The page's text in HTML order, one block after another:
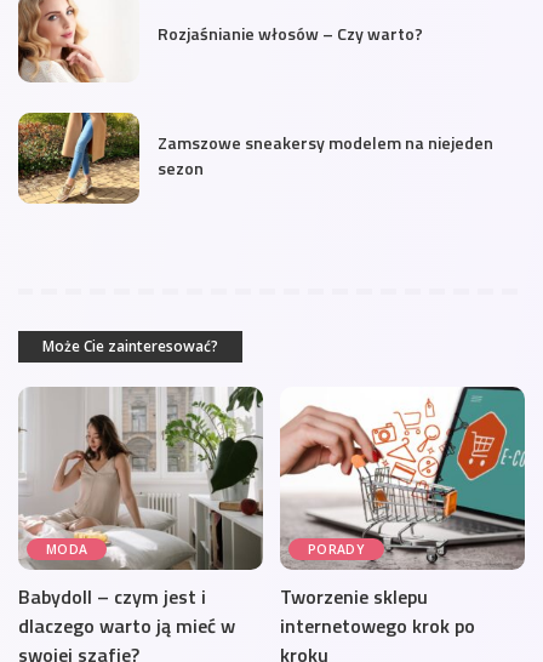
Rozjaśnianie włosów – Czy warto?
Zamszowe sneakersy modelem na niejeden
sezon
Może Cie zainteresować?
MODA
Babydoll – czym jest i
dlaczego warto ją mieć w
swojej szafie?
PORADY
Tworzenie sklepu
internetowego krok po
kroku